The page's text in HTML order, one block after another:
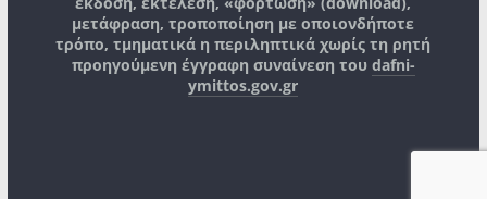
μετάφραση, τροποποίηση με οποιονδήποτε
τρόπο, τμηματικά η περιληπτικά χωρίς τη ρητή
προηγούμενη έγγραφη συναίνεση του dafni-
ymittos.gov.gr